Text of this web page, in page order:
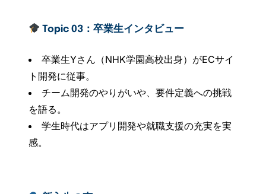
Topic 03：卒業生インタビュー
卒業生Yさん（NHK学園高校出身）がECサイ
ト開発に従事。
チーム開発のやりがいや、要件定義への挑戦
を語る。
学生時代はアプリ開発や就職支援の充実を実
感。